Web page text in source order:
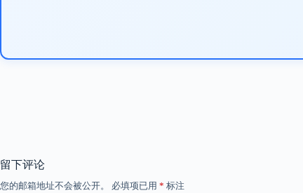
留下评论
您的邮箱地址不会被公开。 必填项已用 * 标注